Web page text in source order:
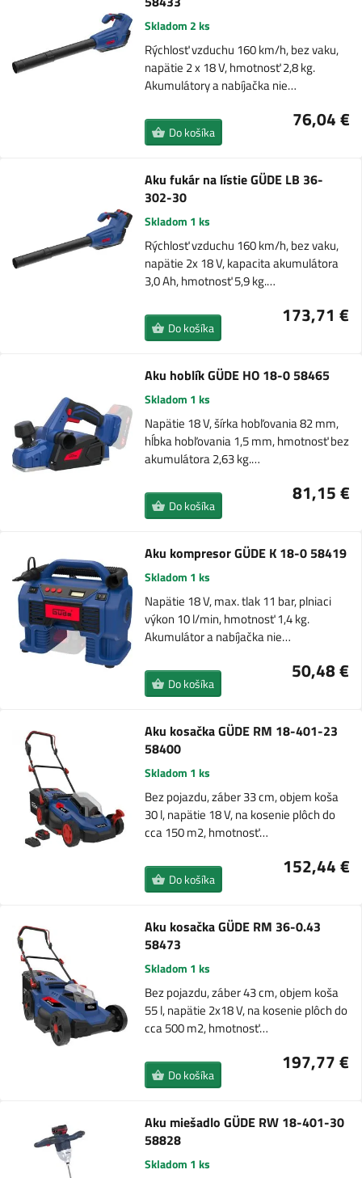
Skladom 2 ks
Rýchlosť vzduchu 160 km/h, bez vaku,
napätie 2 x 18 V, hmotnosť 2,8 kg.
Akumulátory a nabíjačka nie…
76,04 €
Do košíka
Aku fukár na lístie GÜDE LB 36-
302-30
Skladom 1 ks
Rýchlosť vzduchu 160 km/h, bez vaku,
napätie 2x 18 V, kapacita akumulátora
3,0 Ah, hmotnosť 5,9 kg.…
173,71 €
Do košíka
Aku hoblík GÜDE HO 18-0 58465
Skladom 1 ks
Napätie 18 V, šírka hobľovania 82 mm,
hĺbka hobľovania 1,5 mm, hmotnosť bez
akumulátora 2,63 kg.…
81,15 €
Do košíka
Aku kompresor GÜDE K 18-0 58419
Skladom 1 ks
Napätie 18 V, max. tlak 11 bar, plniaci
výkon 10 l/min, hmotnosť 1,4 kg.
Akumulátor a nabíjačka nie…
50,48 €
Do košíka
Aku kosačka GÜDE RM 18-401-23
58400
Skladom 1 ks
Bez pojazdu, záber 33 cm, objem koša
30 l, napätie 18 V, na kosenie plôch do
cca 150 m2, hmotnosť…
152,44 €
Do košíka
Aku kosačka GÜDE RM 36-0.43
58473
Skladom 1 ks
Bez pojazdu, záber 43 cm, objem koša
55 l, napätie 2x18 V, na kosenie plôch do
cca 500 m2, hmotnosť…
197,77 €
Do košíka
Aku miešadlo GÜDE RW 18-401-30
58828
Skladom 1 ks